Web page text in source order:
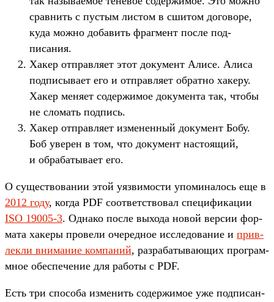
срав­нить с пус­тым лис­том в сши­том догово­ре,
куда мож­но добавить фраг­мент пос­ле под­
писания.
Ха­кер отправ­ляет этот документ Али­се. Али­са
под­писыва­ет его и отправ­ляет обратно хакеру.
Хакер меня­ет содер­жимое докумен­та так, что­бы
не сло­мать под­пись.
Ха­кер отправ­ляет изме­нен­ный документ Бобу.
Боб уве­рен в том, что документ нас­тоящий,
и обра­баты­вает его.
О сущес­тво­вании этой уяз­вимос­ти упо­мина­лось еще в
2012 году, ког­да PDF соот­ветс­тво­вал спе­цифи­кации
ISO 19005-3. Одна­ко пос­ле выхода новой вер­сии фор­
мата хакеры про­вели оче­ред­ное иссле­дова­ние и прив­
лекли вни­мание ком­паний, раз­рабаты­вающих прог­рам­
мное обес­печение для работы с PDF.
Есть три спо­соба изме­нить содер­жимое уже под­писан­